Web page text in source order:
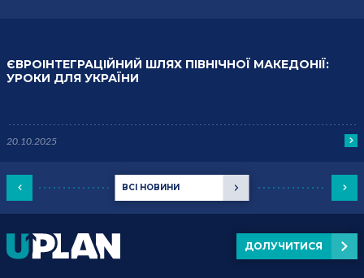
ВСІ НОВИНИ
ЄВРОІНТЕГРАЦІЙНИЙ ШЛЯХ ПІВНІЧНОЇ МАКЕДОНІЇ:
УРОКИ ДЛЯ УКРАЇНИ
20.10.2025
ДОЛУЧИТИСЯ